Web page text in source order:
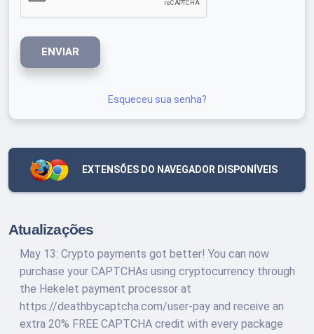
ENVIAR
Esqueceu sua senha?
EXTENSÕES DO NAVEGADOR DISPONÍVEIS
Atualizações
May 13: Crypto payments got better! You can now
purchase your CAPTCHAs using cryptocurrency through
the Hekelet payment processor at
https://deathbycaptcha.com/user-pay and receive an
extra 20% FREE CAPTCHA credit with every package